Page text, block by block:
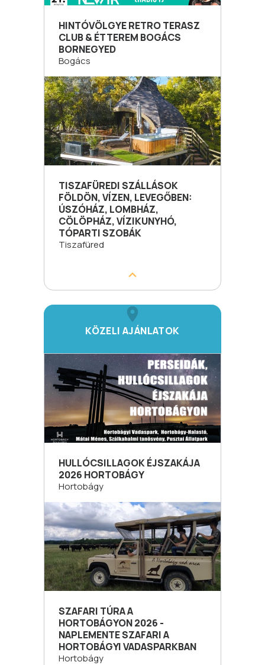
HINTÓVÖLGYE RETRO TERASZ
CLUB & ÉTTEREM BOGÁCS
BORNEGYED
Bogács
TISZAFÜREDI SZÁLLÁSOK
FÖLDÖN, VÍZEN, LEVEGŐBEN:
ÚSZÓHÁZ, LOMBHÁZ,
CÖLÖPHÁZ, VÍZIKUNYHÓ,
TÓPARTI SZOBÁK
Tiszafüred
KÖZELI AJÁNLATOK
HULLÓCSILLAGOK ÉJSZAKÁJA
2026 HORTOBÁGY
Hortobágy
SZAFARI TÚRA A
HORTOBÁGYON 2026 -
NAPLEMENTE SZAFARI A
HORTOBÁGYI VADASPARKBAN
Hortobágy